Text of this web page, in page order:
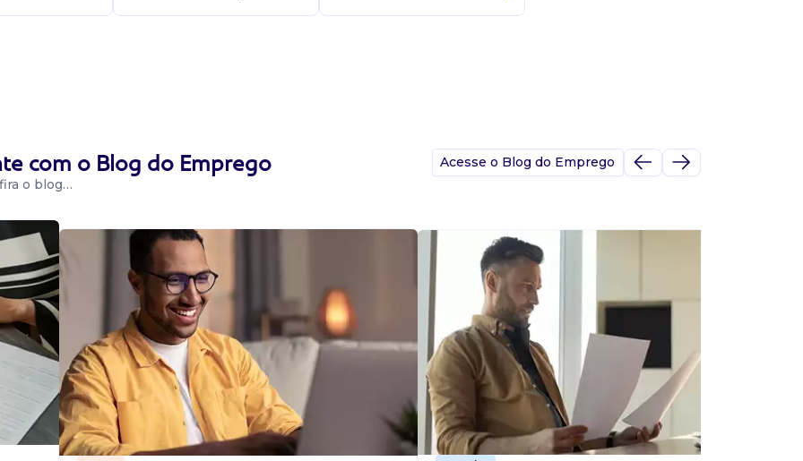
Endereço:
- Teresina - Pi.
com o Blog do Emprego
o blog…
Acesse o Blog do Emprego